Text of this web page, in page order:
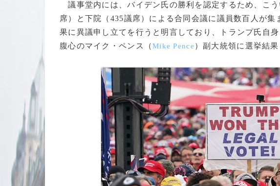
議事堂内には、バイデン氏の勝利を認定するため、こ
席）と下院（435議席）による合同会議に議員数百人が
果に異議申し立てを行うと明言しており、トランプ氏自
腹心のマイク・ペンス（Mike Pence ）副大統領に選挙結